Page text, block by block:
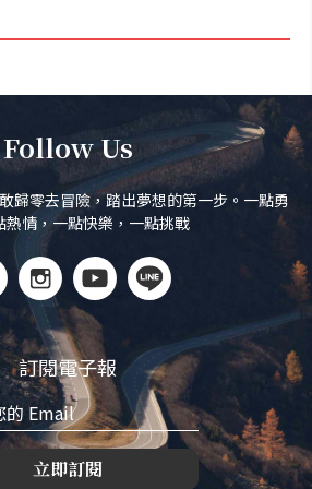
Follow Us
歸零去冒險，踏出夢想的第一步。一點勇
熱情，一點快樂，一點挑戰
訂閱電子報
立即訂閱